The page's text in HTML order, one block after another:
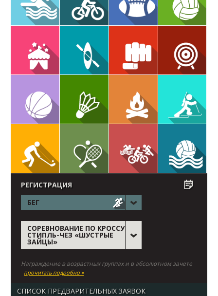
РЕГИСТРАЦИЯ
БЕГ
СОРЕВНОВАНИЕ ПО КРОССУ
СТИПЛЬ-ЧЕЗ «ШУСТРЫЕ
ЗАЙЦЫ»
Награждение в возрастных группах и в абсолютном зачете
прочитать подробно »
СПИСОК ПРЕДВАРИТЕЛЬНЫХ ЗАЯВОК